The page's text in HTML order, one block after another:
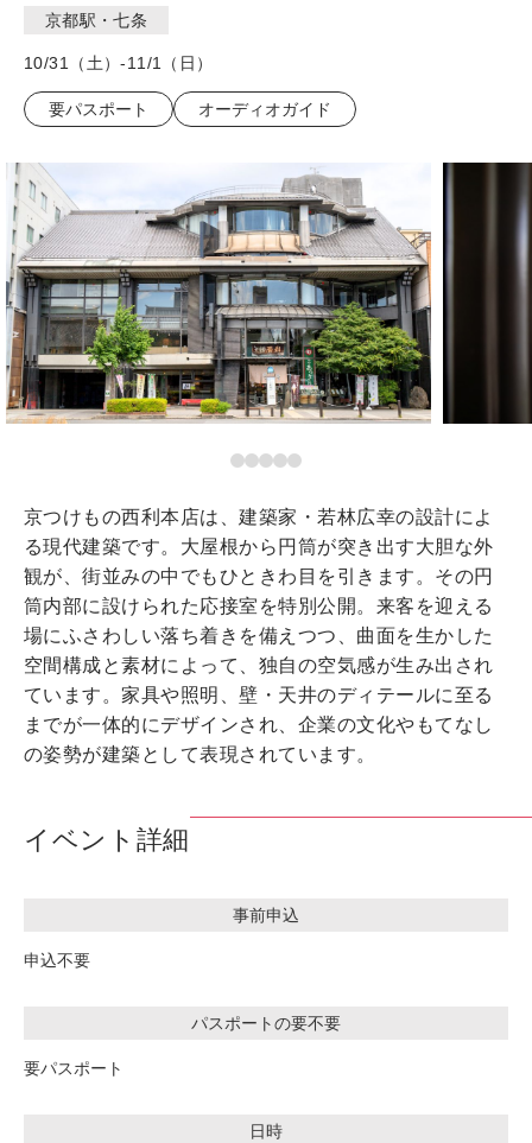
京都駅・七条
10/31（土）-11/1（日）
要パスポート オーディオガイド
京つけもの西利本店は、建築家・若林広幸の設計によ
る現代建築です。大屋根から円筒が突き出す大胆な外
観が、街並みの中でもひときわ目を引きます。その円
筒内部に設けられた応接室を特別公開。来客を迎える
場にふさわしい落ち着きを備えつつ、曲面を生かした
空間構成と素材によって、独自の空気感が生み出され
ています。家具や照明、壁・天井のディテールに至る
までが一体的にデザインされ、企業の文化やもてなし
の姿勢が建築として表現されています。
イベント詳細
事前申込
申込不要
パスポートの要不要
要パスポート
日時